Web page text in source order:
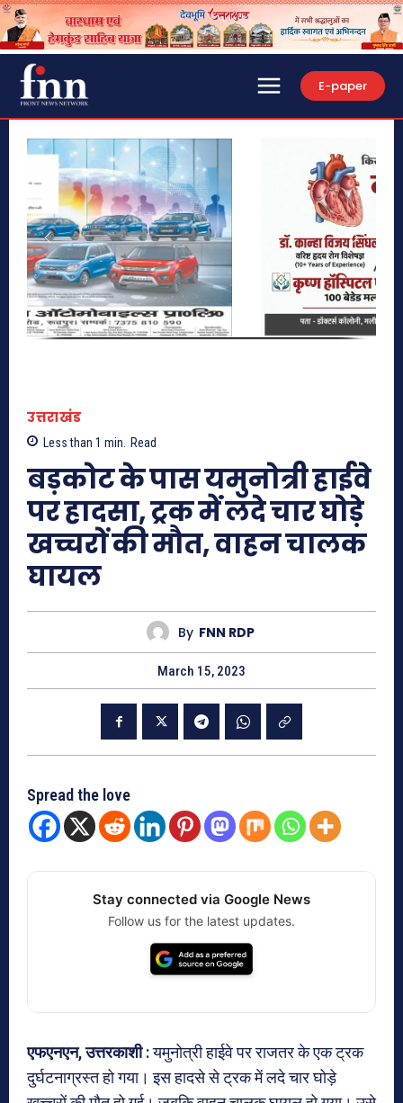
E-paper
उत्तराखंड
Less than 1 min. Read
बड़कोट के पास यमुनोत्री हाईवे
पर हादसा, ट्रक में लदे चार घोड़े
खच्चरों की मौत, वाहन चालक
घायल
By FNN RDP
March 15, 2023
Spread the love
Stay connected via Google News
Follow us for the latest updates.
एफएनएन, उत्तरकाशी :यमुनोत्री हाईवे पर राजतर के एक ट्रक
दुर्घटनाग्रस्त हो गया। इस हादसे से ट्रक में लदे चार घोड़े